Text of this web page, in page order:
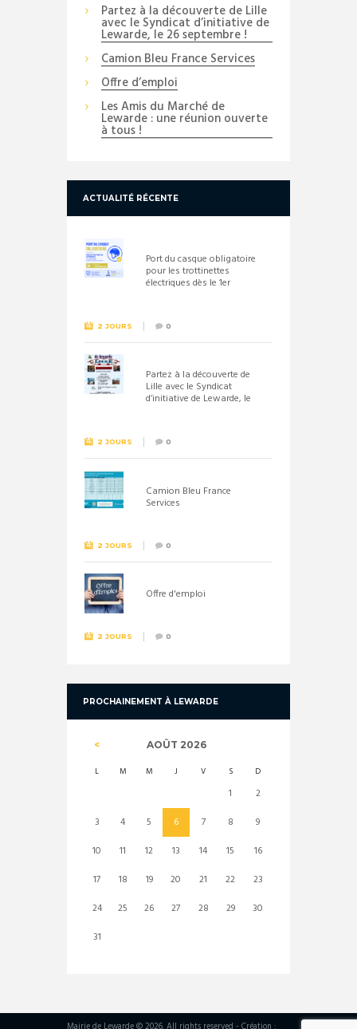
Partez à la découverte de Lille
avec le Syndicat d’initiative de
Lewarde, le 26 septembre !
Camion Bleu France Services
Offre d’emploi
Les Amis du Marché de
Lewarde : une réunion ouverte
à tous !
ACTUALITÉ RÉCENTE
Port du casque obligatoire
pour les trottinettes
électriques dès le 1er
2 JOURS 0
Partez à la découverte de
Lille avec le Syndicat
d’initiative de Lewarde, le
2 JOURS 0
Camion Bleu France
Services
2 JOURS 0
Offre d'emploi
2 JOURS 0
PROCHAINEMENT À LEWARDE
AOÛT 2026
L M M J V S D
1
2
3
4 5 6 7 8
9
10
11 12 13 14 15
16
17
18 19 20 21 22
23
24
25 26 27 28 29
30
31